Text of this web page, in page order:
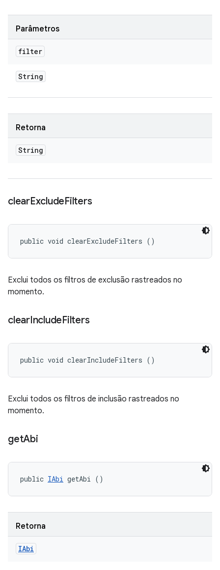
Parâmetros
filter
String
Retorna
String
clearExcludeFilters
public void clearExcludeFilters ()
Exclui todos os filtros de exclusão rastreados no
momento.
clearIncludeFilters
public void clearIncludeFilters ()
Exclui todos os filtros de inclusão rastreados no
momento.
getAbi
public IAbi getAbi ()
Retorna
IAbi